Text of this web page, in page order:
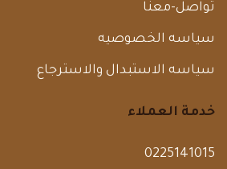
تواصل-معنا
سياسه الخصوصيه
سياسه الاستبدال والاسترجاع
خدمة العملاء
0225141015